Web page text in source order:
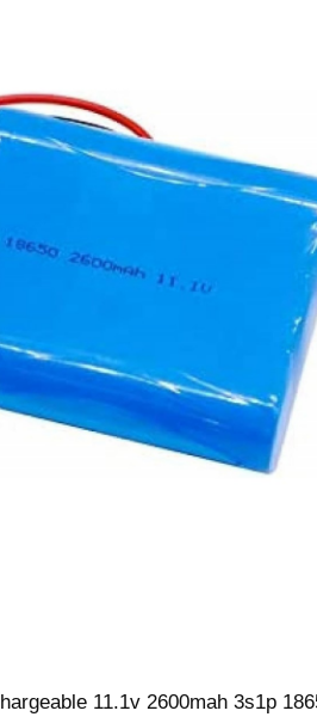
11.1v 2600mah 3s1p